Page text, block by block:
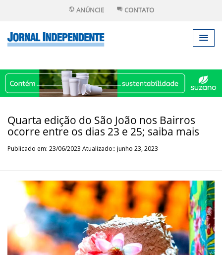
ANÚNCIE CONTATO
Quarta edição do São João nos Bairros
ocorre entre os dias 23 e 25; saiba mais
Publicado em: 23/06/2023 Atualizado:: junho 23, 2023